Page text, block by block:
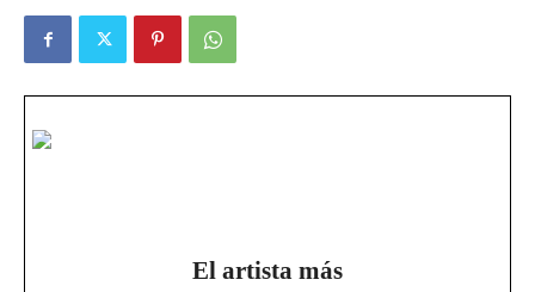
El artista más